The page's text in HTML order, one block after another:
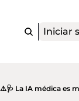
Iniciar
⚠️🩺 La IA médica es